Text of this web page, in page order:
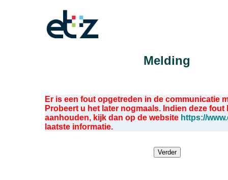
Melding
Er is een fout opgetreden in de communicatie
Probeert u het later nogmaals. Indien deze fout
aanhouden, kijk dan op de website https://
laatste informatie.
Verder